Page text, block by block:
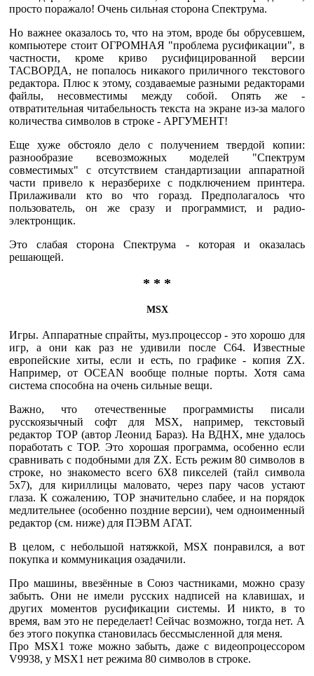
просто поражало! Очень сильная сторона Спектрума.
Но важнее оказалось то, что на этом, вроде бы обрусевшем,
компьютере стоит ОГРОМНАЯ "проблема русификации", в
частности, кроме криво русифицированной версии
ТАСВОРДА, не попалось никакого приличного текстового
редактора. Плюс к этому, создаваемые разными редакторами
файлы, несовместимы между собой. Опять же -
отвратительная читабельность текста на экране из-за малого
количества символов в строке - АРГУМЕНТ!
Еще хуже обстояло дело с получением твердой копии:
разнообразие всевозможных моделей "Спектрум
совместимых" с отсутствием стандартизации аппаратной
части привело к неразберихе с подключением принтера.
Прилаживали кто во что горазд. Предполагалось что
пользователь, он же сразу и программист, и радио-
электронщик.
Это слабая сторона Спектрума - которая и оказалась
решающей.
* * *
MSX
Игры. Аппаратные спрайты, муз.процессор - это хорошо для
игр, а они как раз не удивили после C64. Известные
европейские хиты, если и есть, по графике - копия ZX.
Например, от OCEAN вообще полные порты. Хотя сама
система способна на очень сильные вещи.
Важно, что отечественные программисты писали
русскоязычный софт для MSX, например, текстовый
редактор ТОР (автор Леонид Бараз). На ВДНХ, мне удалось
поработать с ТОР. Это хорошая программа, особенно если
сравнивать с подобными для ZX. Есть режим 80 символов в
строке, но знакоместо всего 6Х8 пикселей (тайл символа
5х7), для кириллицы маловато, через пару часов устают
глаза. К сожалению, ТОР значительно слабее, и на порядок
медлительнее (особенно поздние версии), чем одноименный
редактор (см. ниже) для ПЭВМ АГАТ.
В целом, с небольшой натяжкой, MSX понравился, а вот
покупка и коммуникация озадачили.
Про машины, ввезённые в Союз частниками, можно сразу
забыть. Они не имели русских надписей на клавишах, и
других моментов русификации системы. И никто, в то
время, вам это не переделает! Сейчас возможно, тогда нет. А
без этого покупка становилась бессмысленной для меня.
Про MSX1 тоже можно забыть, даже с видеопроцессором
V9938, у MSX1 нет режима 80 символов в строке.